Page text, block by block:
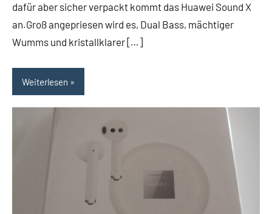
dafür aber sicher verpackt kommt das Huawei Sound X
an.Groß angepriesen wird es, Dual Bass, mächtiger
Wumms und kristallklarer […]
Weiterlesen